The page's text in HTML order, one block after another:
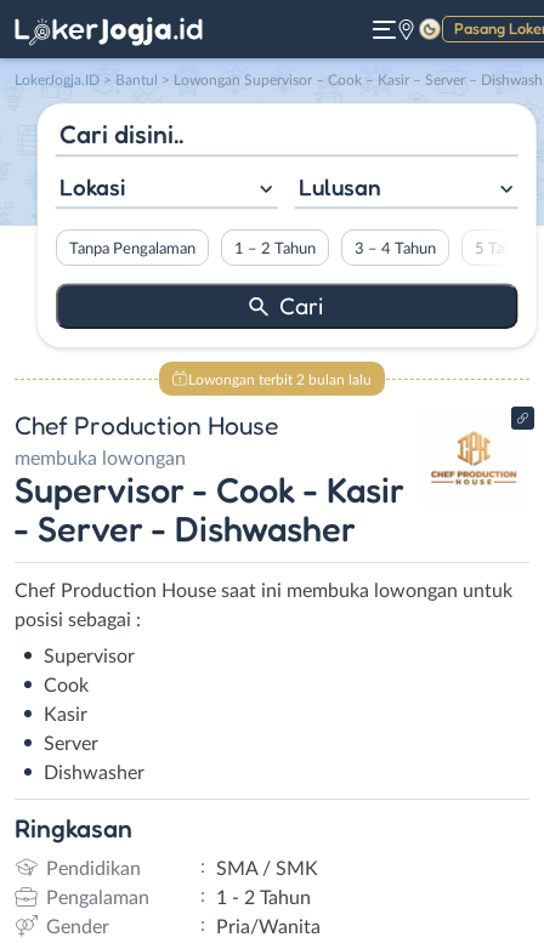
Pasang
Gelap
LokerJogja.ID > Bantul > Lowongan Supervisor – Cook – Kasir – Server – Dishwasher di Chef Production House
Lokasi Lulusan
Tanpa Pengalaman 1 – 2 Tahun 3 – 4 Tahun 5 Tahun
Lowongan terbit 2 bulan lalu
Chef Production House
membuka lowongan
Supervisor - Cook - Kasir
- Server - Dishwasher
Chef Production House saat ini membuka lowongan untuk
posisi sebagai :
Supervisor
Cook
Kasir
Server
Dishwasher
Ringkasan
Pendidikan :
SMA / SMK
Pengalaman
:
1 - 2 Tahun
Gender
:
Pria/Wanita